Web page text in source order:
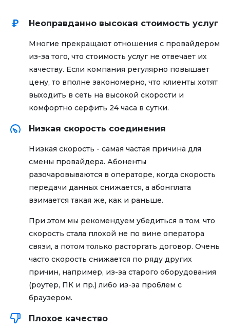
Неоправданно высокая стоимость услуг
Многие прекращают отношения с провайдером
из-за того, что стоимость услуг не отвечает их
качеству. Если компания регулярно повышает
цену, то вполне закономерно, что клиенты хотят
выходить в сеть на высокой скорости и
комфортно серфить 24 часа в сутки.
Низкая скорость соединения
Низкая скорость - самая частая причина для
смены провайдера. Абоненты
разочаровываются в операторе, когда скорость
передачи данных снижается, а абонплата
взимается такая же, как и раньше.
При этом мы рекомендуем убедиться в том, что
скорость стала плохой не по вине оператора
связи, а потом только расторгать договор. Очень
часто скорость снижается по ряду других
причин, например, из-за старого оборудования
(роутер, ПК и пр.) либо из-за проблем с
браузером.
Плохое качество